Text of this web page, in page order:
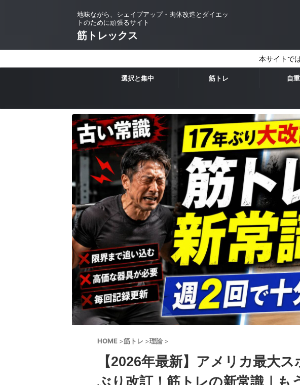
地味ながら、シェイプアップ・肉体改造とダイエッ
トのために頑張るサイト
筋トレックス
本サイトで
選択と集中 筋トレ 自
HOME >筋トレ >理論 >
【2026年最新】アメリカ最大